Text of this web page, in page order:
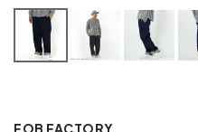
FOB FACTORY